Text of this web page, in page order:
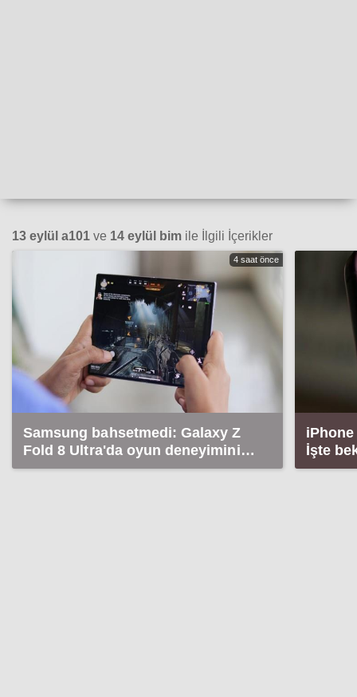
13 eylül a101 ve 14 eylül bim ile İlgili İçerikler
4 saat önce
Samsung bahsetmedi: Galaxy Z
Fold 8 Ultra'da oyun deneyimini
etkileyecek detay!
iPhone
İşte